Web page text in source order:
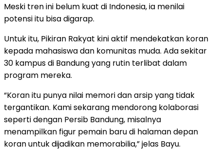
Meski tren ini belum kuat di Indonesia, ia menilai
potensi itu bisa digarap.
Untuk itu, Pikiran Rakyat kini aktif mendekatkan koran
kepada mahasiswa dan komunitas muda. Ada sekitar
30 kampus di Bandung yang rutin terlibat dalam
program mereka.
“Koran itu punya nilai memori dan arsip yang tidak
tergantikan. Kami sekarang mendorong kolaborasi
seperti dengan Persib Bandung, misalnya
menampilkan figur pemain baru di halaman depan
koran untuk dijadikan memorabilia,” jelas Bayu.